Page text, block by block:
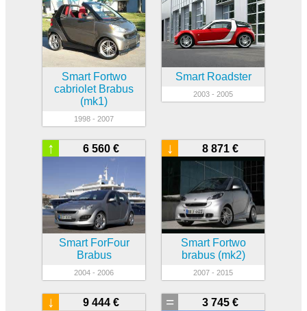
Smart Fortwo
cabriolet Brabus
(mk1)
1998 - 2007
Smart Roadster
2003 - 2005
6 560 €
↑
Smart ForFour
Brabus
2004 - 2006
8 871 €
↓
Smart Fortwo
brabus (mk2)
2007 - 2015
9 444 €
↓ 3 745 €
=